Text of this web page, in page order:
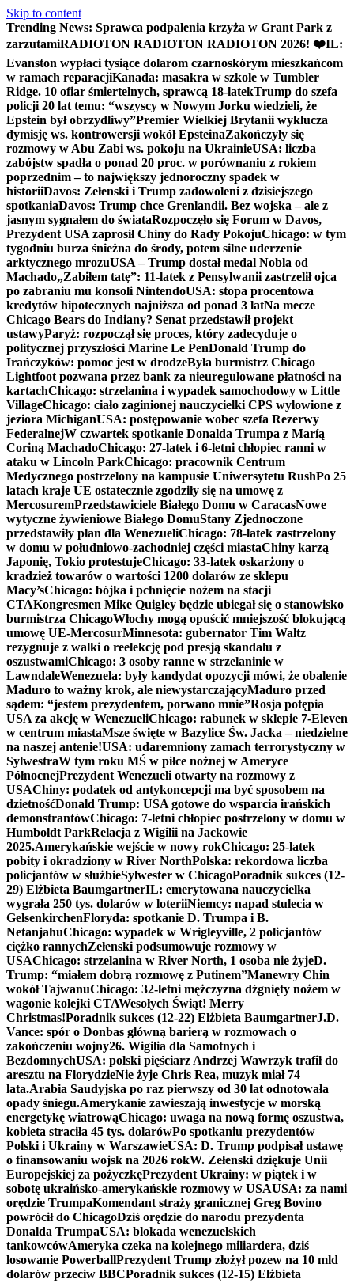
Skip to content
Trending News: Sprawca podpalenia krzyża w Grant Park z
zarzutamiRADIOTON RADIOTON RADIOTON 2026! ❤️IL:
Evanston wypłaci tysiące dolarom czarnoskórym mieszkańcom
w ramach reparacjiKanada: masakra w szkole w Tumbler
Ridge. 10 ofiar śmiertelnych, sprawcą 18-latekTrump do szefa
policji 20 lat temu: “wszyscy w Nowym Jorku wiedzieli, że
Epstein był obrzydliwy”Premier Wielkiej Brytanii wyklucza
dymisję ws. kontrowersji wokół EpsteinaZakończyły się
rozmowy w Abu Zabi ws. pokoju na UkrainieUSA: liczba
zabójstw spadła o ponad 20 proc. w porównaniu z rokiem
poprzednim – to największy jednoroczny spadek w
historiiDavos: Zełenski i Trump zadowoleni z dzisiejszego
spotkaniaDavos: Trump chce Grenlandii. Bez wojska – ale z
jasnym sygnałem do świataRozpoczęło się Forum w Davos,
Prezydent USA zaprosił Chiny do Rady PokojuChicago: w tym
tygodniu burza śnieżna do środy, potem silne uderzenie
arktycznego mrozuUSA – Trump dostał medal Nobla od
Machado„Zabiłem tatę”: 11-latek z Pensylwanii zastrzelił ojca
po zabraniu mu konsoli NintendoUSA: stopa procentowa
kredytów hipotecznych najniższa od ponad 3 latNa mecze
Chicago Bears do Indiany? Senat przedstawił projekt
ustawyParyż: rozpoczął się proces, który zadecyduje o
politycznej przyszłości Marine Le PenDonald Trump do
Irańczyków: pomoc jest w drodzeByła burmistrz Chicago
Lightfoot pozwana przez bank za nieuregulowane płatności na
kartachChicago: strzelanina i wypadek samochodowy w Little
VillageChicago: ciało zaginionej nauczycielki CPS wyłowione z
jeziora MichiganUSA: postępowanie wobec szefa Rezerwy
FederalnejW czwartek spotkanie Donalda Trumpa z Maríą
Coriną MachadoChicago: 27-latek i 6-letni chłopiec ranni w
ataku w Lincoln ParkChicago: pracownik Centrum
Medycznego postrzelony na kampusie Uniwersytetu RushPo 25
latach kraje UE ostatecznie zgodziły się na umowę z
MercosuremPrzedstawiciele Białego Domu w CaracasNowe
wytyczne żywieniowe Białego DomuStany Zjednoczone
przedstawiły plan dla WenezueliChicago: 78-latek zastrzelony
w domu w południowo-zachodniej części miastaChiny karzą
Japonię, Tokio protestujeChicago: 33-latek oskarżony o
kradzież towarów o wartości 1200 dolarów ze sklepu
Macy’sChicago: bójka i pchnięcie nożem na stacji
CTAKongresmen Mike Quigley będzie ubiegał się o stanowisko
burmistrza ChicagoWłochy mogą opuścić mniejszość blokującą
umowę UE-MercosurMinnesota: gubernator Tim Waltz
rezygnuje z walki o reelekcję pod presją skandalu z
oszustwamiChicago: 3 osoby ranne w strzelaninie w
LawndaleWenezuela: były kandydat opozycji mówi, że obalenie
Maduro to ważny krok, ale niewystarczającyMaduro przed
sądem: “jestem prezydentem, porwano mnie”Rosja potępia
USA za akcję w WenezueliChicago: rabunek w sklepie 7-Eleven
w centrum miastaMsze święte w Bazylice Św. Jacka – niedzielne
na naszej antenie!USA: udaremniony zamach terrorystyczny w
SylwestraW tym roku MŚ w piłce nożnej w Ameryce
PółnocnejPrezydent Wenezueli otwarty na rozmowy z
USAChiny: podatek od antykoncepcji ma być sposobem na
dzietnośćDonald Trump: USA gotowe do wsparcia irańskich
demonstrantówChicago: 7-letni chłopiec postrzelony w domu w
Humboldt ParkRelacja z Wigilii na Jackowie
2025.Amerykańskie wejście w nowy rokChicago: 25-latek
pobity i okradziony w River NorthPolska: rekordowa liczba
policjantów w służbieSylwester w ChicagoPoradnik sukces (12-
29) Elżbieta BaumgartnerIL: emerytowana nauczycielka
wygrała 250 tys. dolarów w loteriiNiemcy: napad stulecia w
GelsenkirchenFloryda: spotkanie D. Trumpa i B.
NetanjahuChicago: wypadek w Wrigleyville, 2 policjantów
ciężko rannychZełenski podsumowuje rozmowy w
USAChicago: strzelanina w River North, 1 osoba nie żyjeD.
Trump: “miałem dobrą rozmowę z Putinem”Manewry Chin
wokół TajwanuChicago: 32-letni mężczyzna dźgnięty nożem w
wagonie kolejki CTAWesołych Świąt! Merry
Christmas!Poradnik sukces (12-22) Elżbieta BaumgartnerJ.D.
Vance: spór o Donbas główną barierą w rozmowach o
zakończeniu wojny26. Wigilia dla Samotnych i
BezdomnychUSA: polski pięściarz Andrzej Wawrzyk trafił do
aresztu na FlorydzieNie żyje Chris Rea, muzyk miał 74
lata.Arabia Saudyjska po raz pierwszy od 30 lat odnotowała
opady śniegu.Amerykanie zawieszają inwestycje w morską
energetykę wiatrowąChicago: uwaga na nową formę oszustwa,
kobieta straciła 45 tys. dolarówPo spotkaniu prezydentów
Polski i Ukrainy w WarszawieUSA: D. Trump podpisał ustawę
o finansowaniu wojsk na 2026 rokW. Zełenski dziękuje Unii
Europejskiej za pożyczkęPrezydent Ukrainy: w piątek i w
sobotę ukraińsko-amerykańskie rozmowy w USAUSA: za nami
orędzie TrumpaKomendant straży granicznej Greg Bovino
powrócił do ChicagoDziś orędzie do narodu prezydenta
Donalda TrumpaUSA: blokada wenezuelskich
tankowcówAmeryka czeka na kolejnego miliardera, dziś
losowanie PowerballPrezydent Trump złożył pozew na 10 mld
dolarów przeciw BBCPoradnik sukces (12-15) Elżbieta